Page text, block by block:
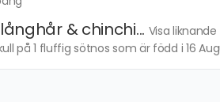
& chinchi... Visa liknande
på 1 fluffig sötnos som är född i 16